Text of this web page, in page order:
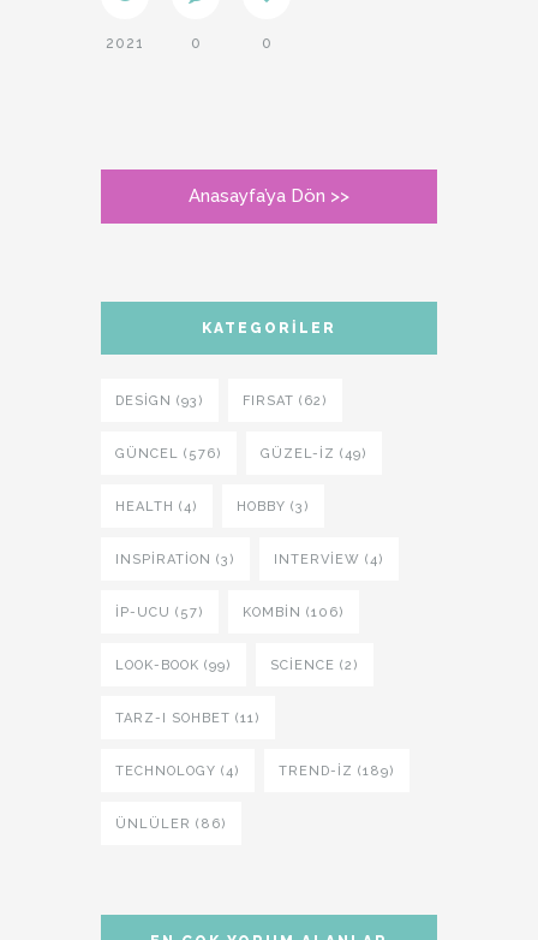
2021 0 0
Anasayfa’ya Dön >>
KATEGORILER
DESIGN (93) FIRSAT (62)
GÜNCEL (576) GÜZEL-IZ (49)
HEALTH (4) HOBBY (3)
INSPIRATION (3) INTERVIEW (4)
İP-UCU (57) KOMBIN (106)
LOOK-BOOK (99) SCIENCE (2)
TARZ-I SOHBET (11)
TECHNOLOGY (4) TREND-IZ (189)
ÜNLÜLER (86)